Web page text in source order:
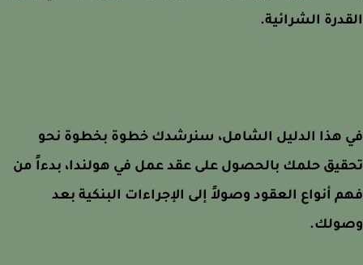
الشرائية.
هذا الدليل الشامل، سنرشدك خطوة بخطوة نحو
حلمك بالحصول على عقد عمل في هولندا، بدءاً من
أنواع العقود وصولاً إلى الإجراءات البنكية بعد